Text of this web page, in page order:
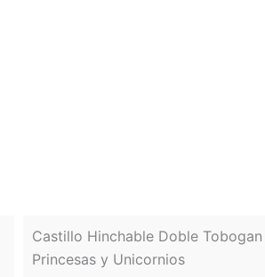
Castillo Hinchable Doble Tobogan
Princesas y Unicornios